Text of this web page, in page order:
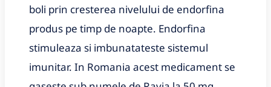
boli prin cresterea nivelului de endorfina
produs pe timp de noapte. Endorfina
stimuleaza si imbunatateste sistemul
imunitar. In Romania acest medicament se